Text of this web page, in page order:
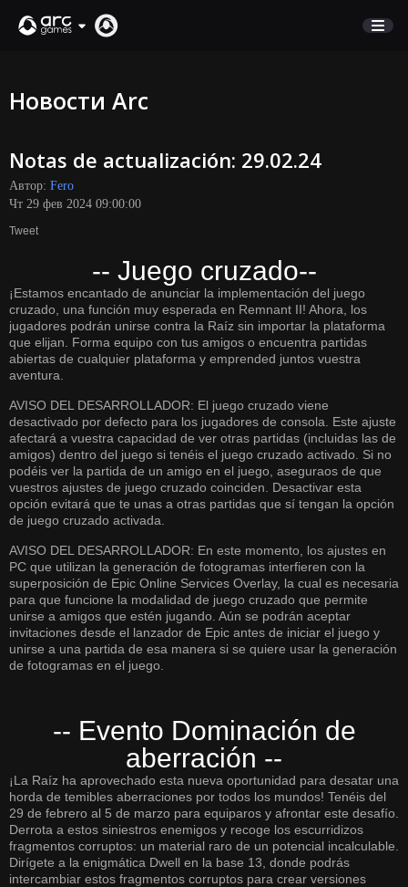
ПОДДЕРЖКА
Вход
Français
Italiano
Pусский
Español
Новости Arc
Notas de actualización: 29.02.24
Автор: Fero
Чт 29 фев 2024 09:00:00
Tweet
-- Juego cruzado--
¡Estamos encantado de anunciar la implementación del juego
cruzado, una función muy esperada en Remnant II! Ahora, los
jugadores podrán unirse contra la Raíz sin importar la plataforma
que elijan. Forma equipo con tus amigos o encuentra partidas
abiertas de cualquier plataforma y emprended juntos vuestra
aventura.
AVISO DEL DESARROLLADOR: El juego cruzado viene
desactivado por defecto para los jugadores de consola. Este ajuste
afectará a vuestra capacidad de ver otras partidas (incluidas las de
amigos) dentro del juego si tenéis el juego cruzado activado. Si no
podéis ver la partida de un amigo en el juego, aseguraos de que
vuestros ajustes de juego cruzado coinciden. Desactivar esta
opción evitará que te unas a otras partidas que sí tengan la opción
de juego cruzado activada.
AVISO DEL DESARROLLADOR: En este momento, los ajustes en
PC que utilizan la generación de fotogramas interfieren con la
superposición de Epic Online Services Overlay, la cual es necesaria
para que funcione la modalidad de juego cruzado que permite
unirse a amigos que estén jugando. Aún se podrán aceptar
invitaciones desde el lanzador de Epic antes de iniciar el juego y
unirse a una partida de esa manera si se quiere usar la generación
de fotogramas en el juego.
-- Evento Dominación de
aberración --
¡La Raíz ha aprovechado esta nueva oportunidad para desatar una
horda de temibles aberraciones por todos los mundos! Tenéis del
29 de febrero al 5 de marzo para equiparos y afrontar este desafío.
Derrota a estos siniestros enemigos y recoge los escurridizos
fragmentos corruptos: un material raro de un potencial incalculable.
Dirígete a la enigmática Dwell en la base 13, donde podrás
intercambiar estos fragmentos corruptos para crear versiones